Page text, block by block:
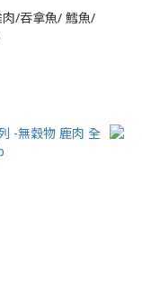
/吞拿魚/ 鱈魚/